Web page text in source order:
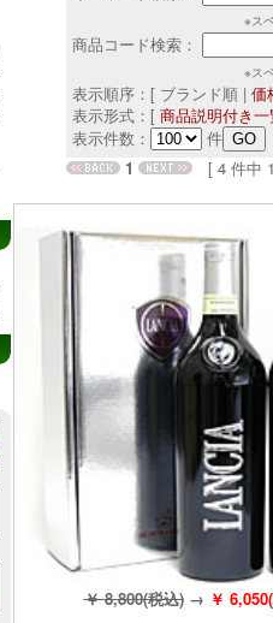
※ス
商品コード検索：
※ス
表示順序：[ ブランド順 | 価
表示形式：[ 商品説明付き
表示件数：
件
1
[ 4 件中
￥ 8,800(税込)→ ￥